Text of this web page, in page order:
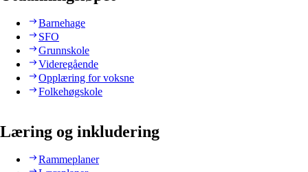
Barnehage
SFO
Grunnskole
Videregående
Opplæring for voksne
Folkehøgskole
Læring og inkludering
Rammeplaner